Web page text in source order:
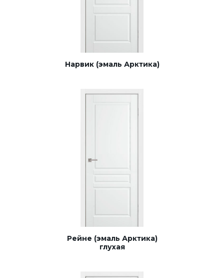
Нарвик (эмаль Арктика)
Рейне (эмаль Арктика)
глухая